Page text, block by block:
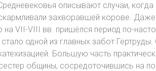
описывают случаи,
захворавшей корове.
VII-VIII вв. пришёлся период по-
одной из главных забот Гертруды.
Большую часть
общины, сосредоточившись на